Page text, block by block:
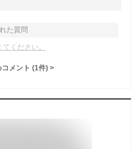
た質問
ください。
メント (1件) >